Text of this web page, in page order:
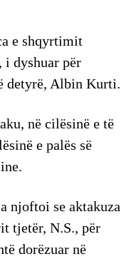
e shqyrtimit
dyshuar për
detyrë, Albin Kurti.
në cilësinë e të
e palës së
njoftoi se aktakuza
tjetër, N.S., për
dorëzuar në